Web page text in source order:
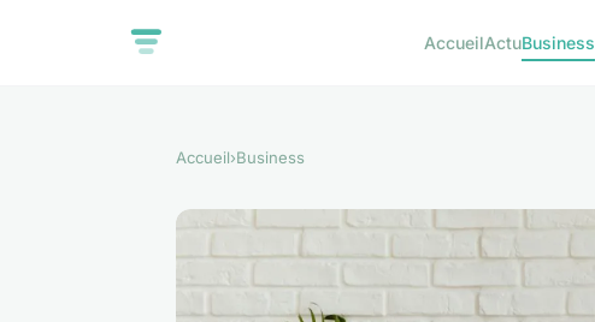
AccueilActuBusiness
Accueil›Business